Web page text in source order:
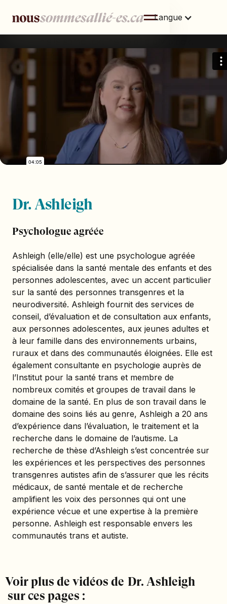
Langue
Dr. Ashleigh
Psychologue agréée
Ashleigh (elle/elle) est une psychologue agréée
spécialisée dans la santé mentale des enfants et des
personnes adolescentes, avec un accent particulier
sur la santé des personnes transgenres et la
neurodiversité. Ashleigh fournit des services de
conseil, d’évaluation et de consultation aux enfants,
aux personnes adolescentes, aux jeunes adultes et
à leur famille dans des environnements urbains,
ruraux et dans des communautés éloignées. Elle est
également consultante en psychologie auprès de
l’Institut pour la santé trans et membre de
nombreux comités et groupes de travail dans le
domaine de la santé. En plus de son travail dans le
domaine des soins liés au genre, Ashleigh a 20 ans
d’expérience dans l’évaluation, le traitement et la
recherche dans le domaine de l’autisme. La
recherche de thèse d’Ashleigh s’est concentrée sur
les expériences et les perspectives des personnes
transgenres autistes afin de s’assurer que les récits
médicaux, de santé mentale et de recherche
amplifient les voix des personnes qui ont une
expérience vécue et une expertise à la première
personne. Ashleigh est responsable envers les
communautés trans et autiste.
Voir plus de vidéos de Dr. Ashleigh
sur ces pages :